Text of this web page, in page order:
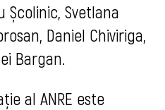
Școlinic, Svetlana
Daniel Chiviriga,
Bargan.
al ANRE este